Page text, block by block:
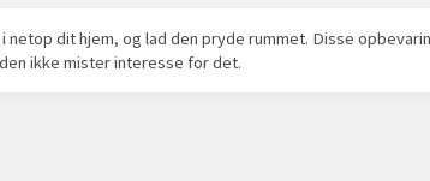
netop dit hjem, og lad den pryde rummet. Disse
ikke mister interesse for det.